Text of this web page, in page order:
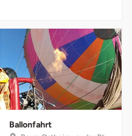
Ballonfahrt